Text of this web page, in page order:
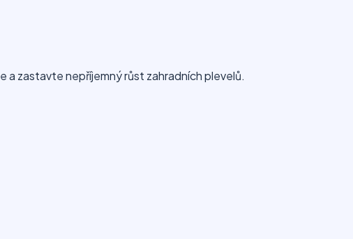
zastavte nepříjemný růst zahradních plevelů.